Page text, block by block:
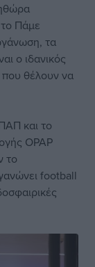
Πάμε
τα
ο ιδανικός
θέλουν να
και το
OPAP
το
football